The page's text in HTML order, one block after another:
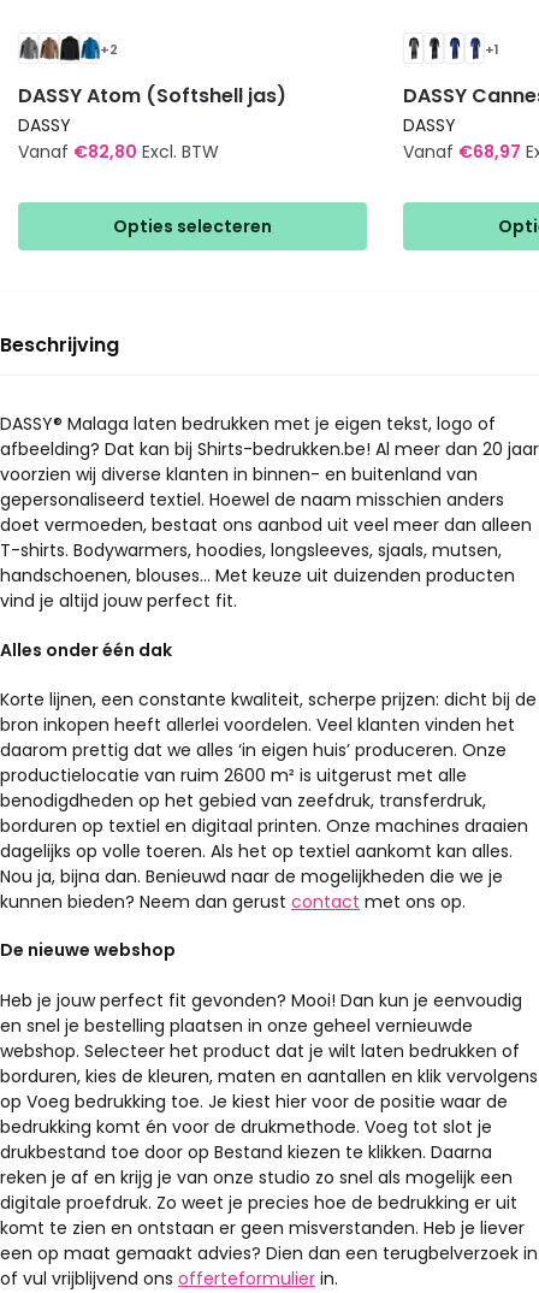
+2
DASSY Atom (Softshell jas)
DASSY
Vanaf €82,80 Excl. BTW
Opties selecteren
heeft
Deze
gekozen
worden
op
de
productpagina
+1
DASSY
DASSY
Vanaf €68,97
heeft
gekozen
worden
op
de
productpagina
Beschrijving
DASSY® Malaga laten bedrukken met je eigen tekst, logo of
afbeelding? Dat kan bij Shirts-bedrukken.be! Al meer dan 20 jaar
voorzien wij diverse klanten in binnen- en buitenland van
gepersonaliseerd textiel. Hoewel de naam misschien anders
doet vermoeden, bestaat ons aanbod uit veel meer dan alleen
T-shirts. Bodywarmers, hoodies, longsleeves, sjaals, mutsen,
handschoenen, blouses… Met keuze uit duizenden producten
vind je altijd jouw perfect fit.
Alles onder één dak
Korte lijnen, een constante kwaliteit, scherpe prijzen: dicht bij de
bron inkopen heeft allerlei voordelen. Veel klanten vinden het
daarom prettig dat we alles ‘in eigen huis’ produceren. Onze
productielocatie van ruim 2600 m² is uitgerust met alle
benodigdheden op het gebied van zeefdruk, transferdruk,
borduren op textiel en digitaal printen. Onze machines draaien
dagelijks op volle toeren. Als het op textiel aankomt kan alles.
Nou ja, bijna dan. Benieuwd naar de mogelijkheden die we je
kunnen bieden? Neem dan gerust contact met ons op.
De nieuwe webshop
Heb je jouw perfect fit gevonden? Mooi! Dan kun je eenvoudig
en snel je bestelling plaatsen in onze geheel vernieuwde
webshop. Selecteer het product dat je wilt laten bedrukken of
borduren, kies de kleuren, maten en aantallen en klik vervolgens
op Voeg bedrukking toe. Je kiest hier voor de positie waar de
bedrukking komt én voor de drukmethode. Voeg tot slot je
drukbestand toe door op Bestand kiezen te klikken. Daarna
reken je af en krijg je van onze studio zo snel als mogelijk een
digitale proefdruk. Zo weet je precies hoe de bedrukking er uit
komt te zien en ontstaan er geen misverstanden. Heb je liever
een op maat gemaakt advies? Dien dan een terugbelverzoek in
of vul vrijblijvend ons offerteformulier in.